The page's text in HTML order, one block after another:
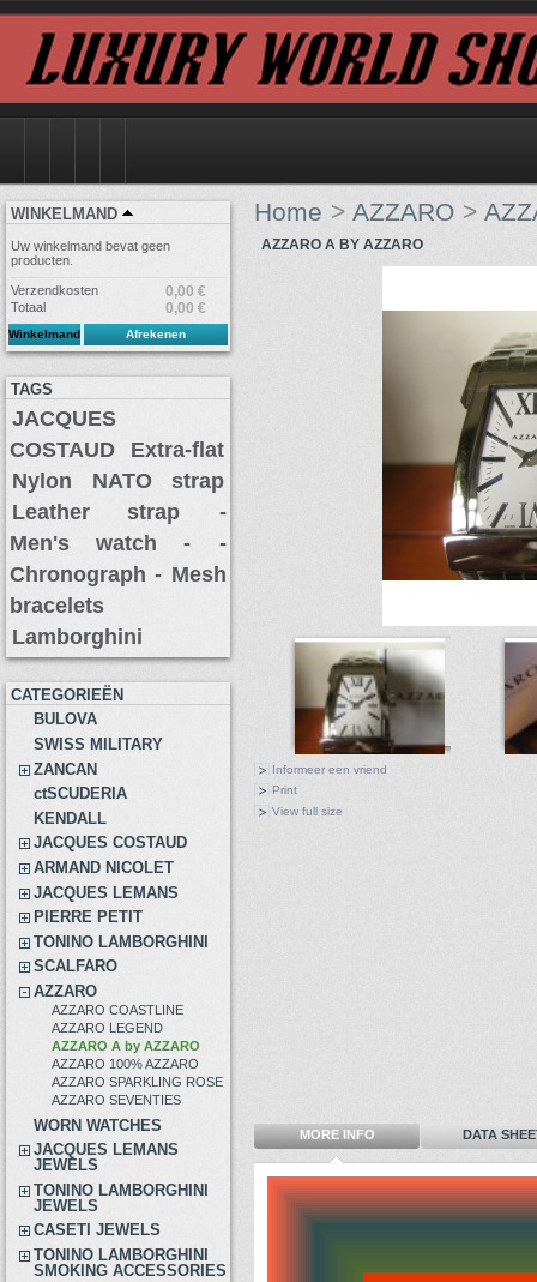
WINKELMAND
Uw winkelmand bevat geen
producten.
Verzendkosten 0,00 €
Totaal 0,00 €
Winkelmand Afrekenen
TAGS
JACQUES
COSTAUD
Extra-flat
Nylon NATO strap
Leather strap
-
Men's watch -
-
Chronograph - Mesh
bracelets
Lamborghini
CATEGORIEËN
BULOVA
SWISS MILITARY
ZANCAN
ctSCUDERIA
KENDALL
JACQUES COSTAUD
ARMAND NICOLET
JACQUES LEMANS
PIERRE PETIT
TONINO LAMBORGHINI
SCALFARO
AZZARO
AZZARO COASTLINE
AZZARO LEGEND
AZZARO A by AZZARO
AZZARO 100% AZZARO
AZZARO SPARKLING ROSE
AZZARO SEVENTIES
WORN WATCHES
JACQUES LEMANS
JEWELS
TONINO LAMBORGHINI
JEWELS
CASETI JEWELS
TONINO LAMBORGHINI
SMOKING ACCESSORIES
Home > AZZARO >
AZZARO A BY AZZARO
Informeer een vriend
Print
View full size
MORE INFO DATA